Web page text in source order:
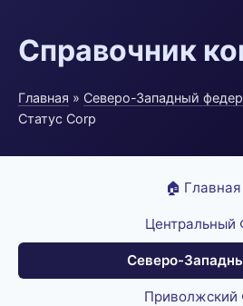
Справочник
Главная » Северо-Западный
Статус Corp
🏠 Главная
Центральный
Северо-